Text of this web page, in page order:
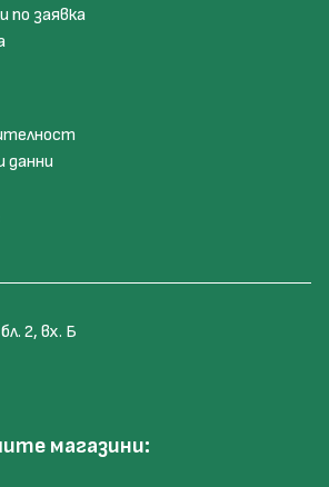
по заявка
данни
2, вх. Б
магазини: